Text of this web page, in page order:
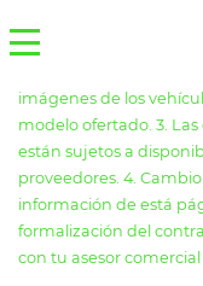
imágenes de los
modelo ofertado. 3.
están sujetos a
proveedores. 4.
información de está
formalización del
con tu asesor